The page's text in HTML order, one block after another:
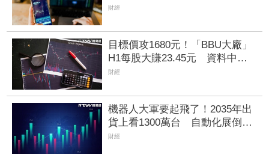
155％創外資天價 毛利率更上
財經
目標價攻1680元！「BBU大廠」
H1每股大賺23.45元 資料中心
需求旺、產品結構優化推升毛利
財經
機器人大軍要起飛了！2035年出
貨上看1300萬台 自動化展倒數
「3檔飆逾2成」法人搶先卡位
財經